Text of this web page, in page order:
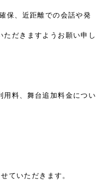
保、近距離での会話や発
だきますようお願い申し
用料、舞台追加料金につい
ていただきます。